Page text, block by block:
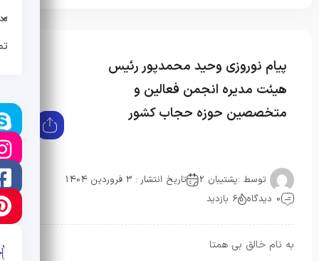
پیام نوروزی وحید محمدپور رئیس
هیئت مدیره انجمن فعالین و
متخصصین حوزه حجاب کشور
توسط :پشتیبان 2
تاریخ انتشار : 3 فروردین 1404
0 دیدگاه
6 بازدید
به نام خالق بی همتا